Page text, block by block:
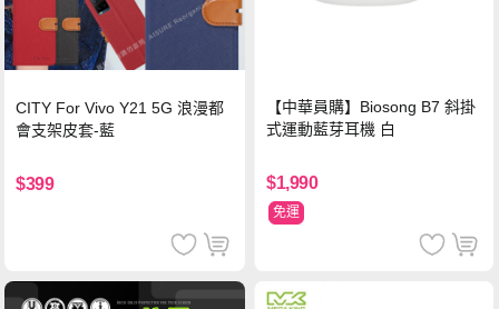
CITY For Vivo Y21 5G 浪漫都
會支架皮套-藍
$399
【中華員購】Biosong B7 斜掛
式運動藍芽耳機 白
$1,990
免運